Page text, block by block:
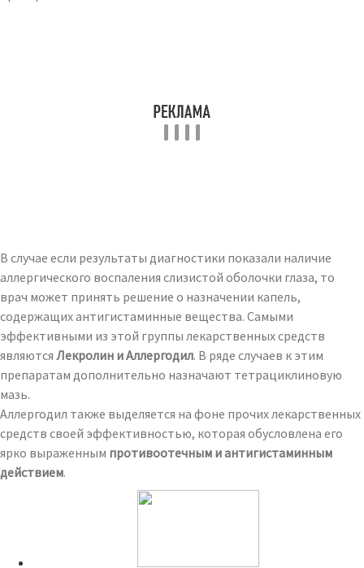
В случае если результаты диагностики показали наличие
аллергического воспаления слизистой оболочки глаза, то
врач может принять решение о назначении капель,
содержащих антигистаминные вещества. Самыми
эффективными из этой группы лекарственных средств
являются Лекролин и Аллергодил. В ряде случаев к этим
препаратам дополнительно назначают тетрациклиновую
мазь.
Аллергодил также выделяется на фоне прочих лекарственных
средств своей эффективностью, которая обусловлена его
ярко выраженным противоотечным и антигистаминным
действием.